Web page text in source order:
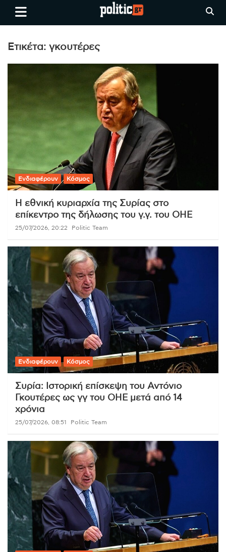
Skip
Ειδήσεις απο τη
Θεσσαλονίκη, την Ελλάδα και
όλο τον Κόσμο
politic.gr
Ετικέτα: γκουτέρες
Ενδιαφέρουν Κόσμος
Η εθνική κυριαρχία της Συρίας στο
επίκεντρο της δήλωσης του γ.γ. του ΟΗΕ
25/07/2026, 20:22 Politic Team
Ενδιαφέρουν Κόσμος
Συρία: Ιστορική επίσκεψη του Αντόνιο
Γκουτέρες ως γγ του ΟΗΕ μετά από 14
χρόνια
25/07/2026, 08:51 Politic Team